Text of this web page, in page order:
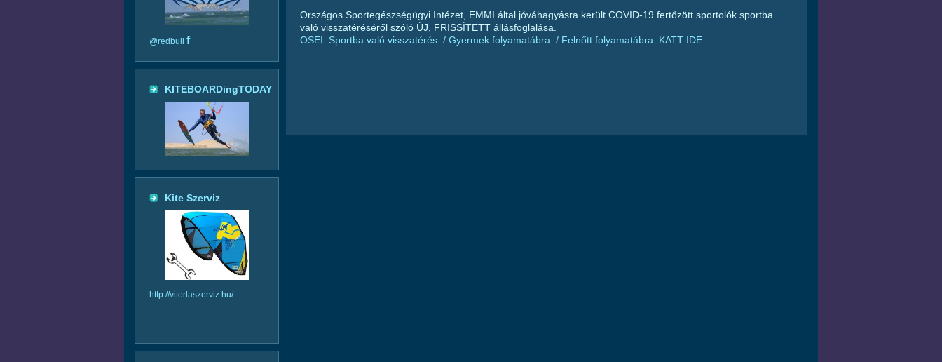
@redbull f
KITEBOARDingTODAY
Kite Szerviz
http://vitorlaszerviz.hu/
Országos Sportegészségügyi Intézet, EMMI által jóváhagyásra került COVID-19 fertőzött sportolók sportba
való visszatéréséről szóló ÚJ, FRISSÍTETT állásfoglalása.
OSEI Sportba való visszatérés. / Gyermek folyamatábra. / Felnőtt folyamatábra. KATT IDE